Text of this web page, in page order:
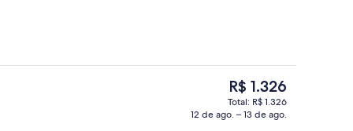
Quarto casal luxo | Individualmente
O
preço
atual
R$ 1.326
Total: R$ 1.326
12 de ago. – 13 de ago.